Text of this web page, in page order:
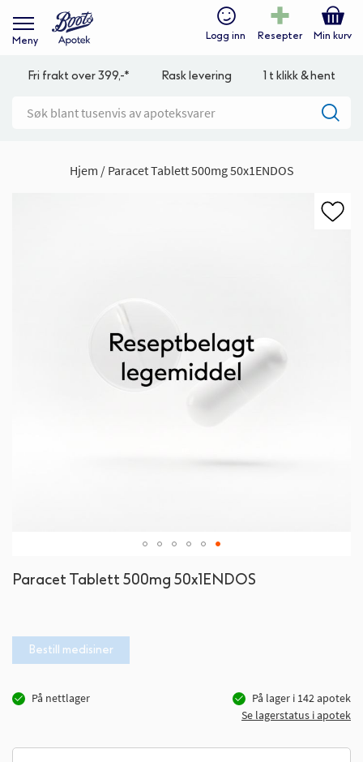
Meny Logg inn Resepter Min kurv
Fri frakt over 399,-* Rask levering 1 t klikk & hent
Hjem Paracet Tablett 500mg 50x1ENDOS
Paracet Tablett 500mg 50x1ENDOS
Bestill medisiner
På nettlager På lager i 142apotek
Se lagerstatus i apotek
til
bildegalleri